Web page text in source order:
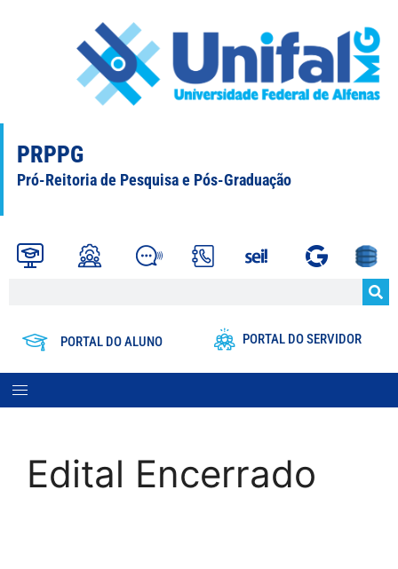
PRPPG
Pró-Reitoria de Pesquisa e Pós-Graduação
PORTAL DO ALUNO PORTAL DO SERVIDOR
Edital Encerrado